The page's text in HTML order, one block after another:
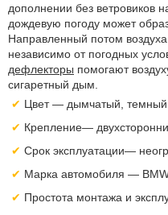
дополнении без ветровиков
дождевую погоду может
Направленный потом
независимо от погодных
дефлекторы помогают
сигаретный дым.
Цвет — дымчатый, темный
Крепление—
Срок эксплуатации—
Марка автомобиля —
Простота монтажа и